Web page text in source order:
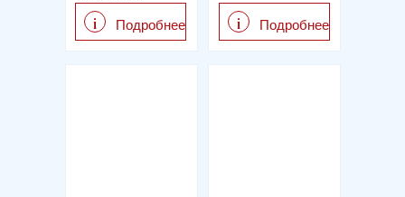
Подробнее
i Подробнее
i